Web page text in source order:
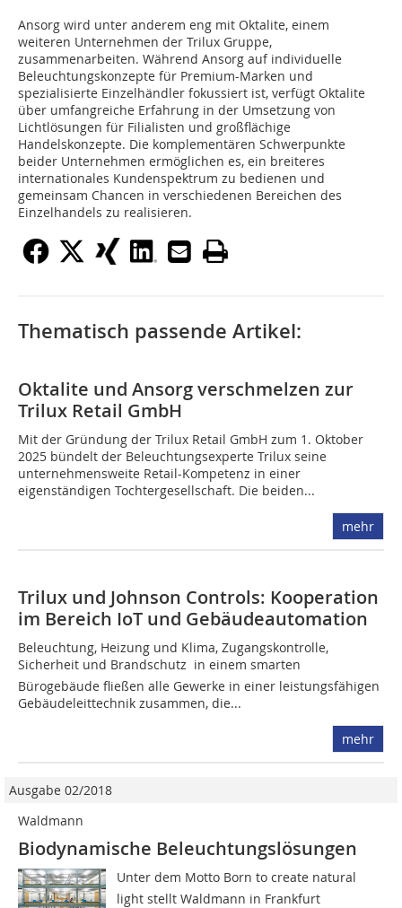
Ansorg wird unter anderem eng mit Oktalite, einem
weiteren Unternehmen der Trilux Gruppe,
zusammenarbeiten. Während Ansorg auf individuelle
Beleuchtungskonzepte für Premium-Marken und
spezialisierte Einzelhändler fokussiert ist, verfügt Oktalite
über umfangreiche Erfahrung in der Umsetzung von
Lichtlösungen für Filialisten und großflächige
Handelskonzepte. Die komplementären Schwerpunkte
beider Unternehmen ermöglichen es, ein breiteres
internationales Kundenspektrum zu bedienen und
gemeinsam Chancen in verschiedenen Bereichen des
Einzelhandels zu realisieren.
Thematisch passende Artikel:
Oktalite und Ansorg verschmelzen zur
Trilux Retail GmbH
Mit der Gründung der Trilux Retail GmbH zum 1. Oktober
2025 bündelt der Beleuchtungsexperte Trilux seine
unternehmensweite Retail-Kompetenz in einer
eigenständigen Tochtergesellschaft. Die beiden...
mehr
Trilux und Johnson Controls: Kooperation
im Bereich IoT und Gebäudeautomation
Beleuchtung, Heizung und Klima, Zugangskontrolle,
Sicherheit und Brandschutz  in einem smarten
Bürogebäude fließen alle Gewerke in einer leistungsfähigen
Gebäudeleittechnik zusammen, die...
mehr
Ausgabe 02/2018
Waldmann
Biodynamische Beleuchtungslösungen
Unter dem Motto Born to create natural
light stellt Waldmann in Frankfurt